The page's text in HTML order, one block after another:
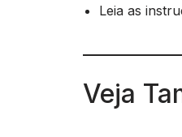
Leia as
Veja